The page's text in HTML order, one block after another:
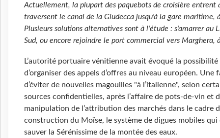
Actuellement, la plupart des paquebots de croisière entrent
traversent le canal de la Giudecca jusqu'à la gare maritime,
Plusieurs solutions alternatives sont à l'étude : s'amarrer au
Sud, ou encore rejoindre le port commercial vers Marghera,
L’autorité portuaire vénitienne avait évoqué la possibilité
d’organiser des appels d’offres au niveau européen. Une
d’éviter de nouvelles magouilles "à l’italienne", selon
sources confidentielles, après l’affaire de pots-de-vin et
manipulation de l’attribution des marchés dans le cadre
construction du Moïse, le système de digues mobiles
sauver la Sérénissime de la montée des eaux.